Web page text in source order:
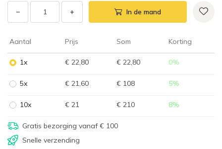
− + In de mand
Aantal Prijs Som Korting
1x € 22,80 € 22,80 0%
5x € 21,60 € 108 5%
10x € 21 € 210 8%
Gratis bezorging vanaf € 100
Snelle verzending